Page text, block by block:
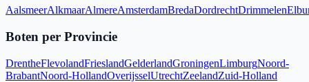
AalsmeerAlkmaarAlmereAmsterdamBredaDordrechtDrimmelen
Boten per Provincie
DrentheFlevolandFrieslandGelderlandGroningenLimburgNoord-
BrabantNoord-HollandOverijsselUtrechtZeelandZuid-Holland